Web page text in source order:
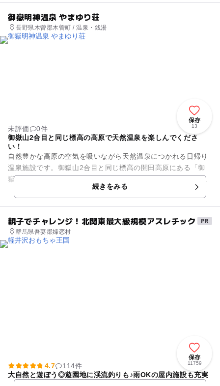
御嶽明神温泉 やまゆり荘
長野県木曽郡木曽町 / 温泉・銭湯
保存
13
未評価
0件
御嶽山2合目と同じ標高の高原で天然温泉を楽しんでくださ
い！
自然豊かな高原の空気を吸いながら天然温泉につかれる日帰り
温泉施設です。御嶽山2合目と同じ標高の開田高原にある「御
嶽明神温泉やまゆり荘」は、木曽周辺で唯一の天然かけ流し温
泉です。 茶褐色の濁った...続きをみる
親子でチャレンジ！北関東最大級規模アスレチック
群馬県吾妻郡嬬恋村
保存
11759
4.7
114件
大自然と遊ぼう◎遊園地に渓流釣りも♪雨OKの屋内施設も充実